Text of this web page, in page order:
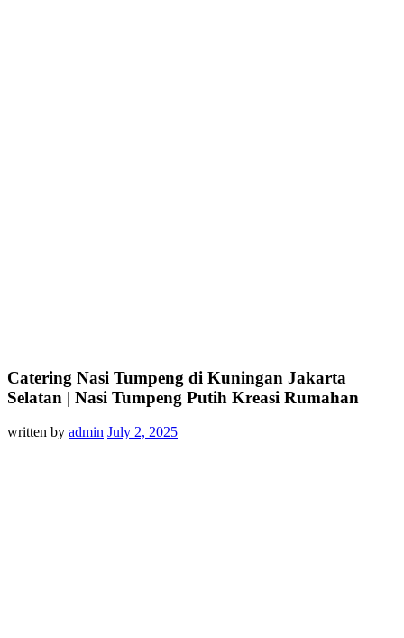
Catering Nasi Tumpeng di Kuningan Jakarta
Selatan | Nasi Tumpeng Putih Kreasi Rumahan
written by admin July 2, 2025